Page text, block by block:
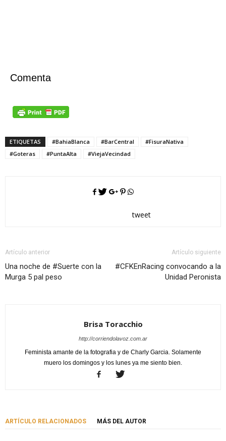
Comenta
ETIQUETAS #BahiaBlanca #BarCentral
#FisuraNativa
#Goteras
#PuntaAlta #ViejaVecindad
tweet
Artículo anterior
Una noche de #Suerte con la
Murga 5 pal peso
Artículo siguiente
#CFKEnRacing convocando a la
Unidad Peronista
Brisa Toracchio
http://corriendolavoz.com.ar
Feminista amante de la fotografia y de Charly Garcia. Solamente
muero los domingos y los lunes ya me siento bien.
ARTÍCULO RELACIONADOS MÁS DEL AUTOR